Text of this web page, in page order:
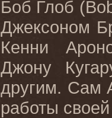
Боб Глоб
Джексоном
Кенни
Джону
другим. Сам
работы